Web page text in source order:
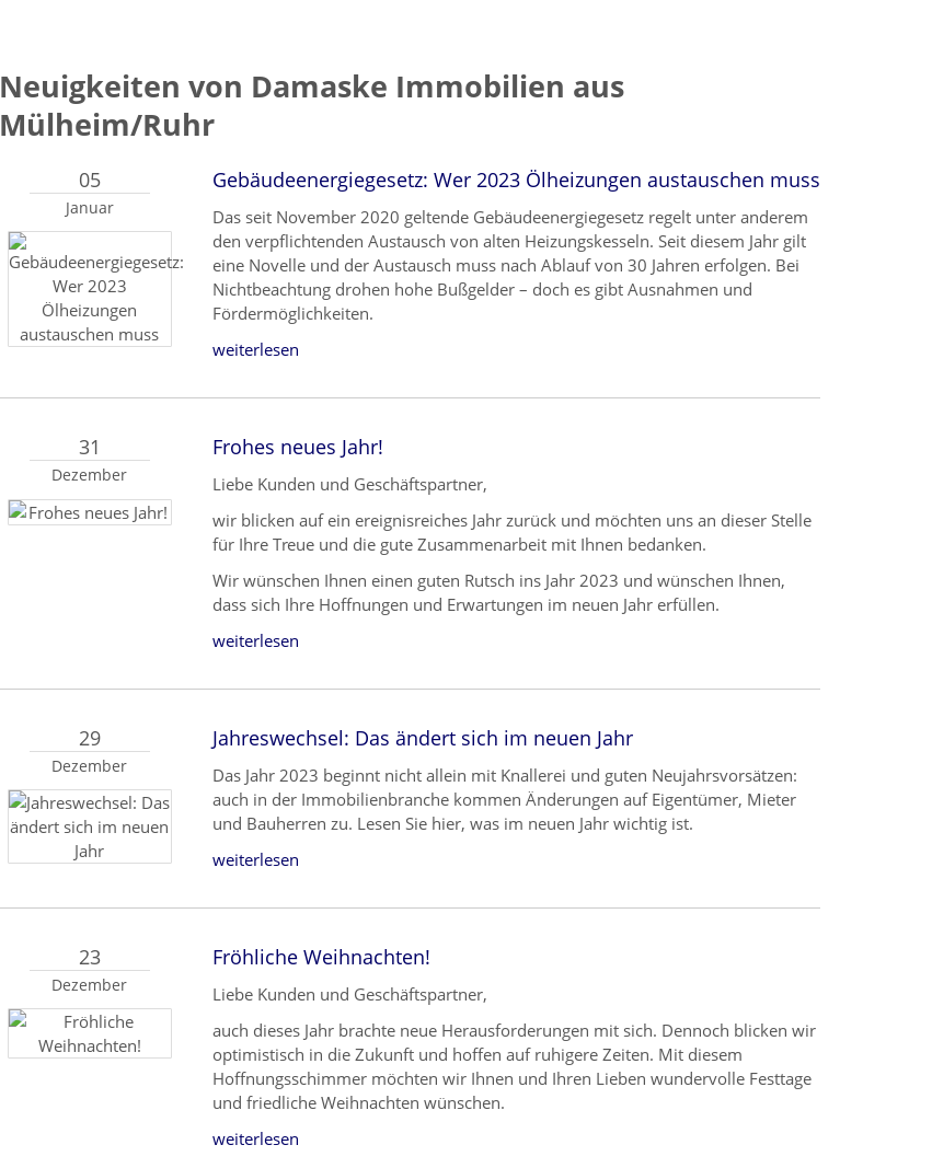
Neuigkeiten von Damaske Immobilien aus
Mülheim/Ruhr
05
Januar
Gebäudeenergiegesetz: Wer 2023 Ölheizungen austauschen muss
Das seit November 2020 geltende Gebäudeenergiegesetz regelt unter anderem
den verpflichtenden Austausch von alten Heizungskesseln. Seit diesem Jahr gilt
eine Novelle und der Austausch muss nach Ablauf von 30 Jahren erfolgen. Bei
Nichtbeachtung drohen hohe Bußgelder – doch es gibt Ausnahmen und
Fördermöglichkeiten.
weiterlesen
31
Dezember
Frohes neues Jahr!
Liebe Kunden und Geschäftspartner,
wir blicken auf ein ereignisreiches Jahr zurück und möchten uns an dieser Stelle
für Ihre Treue und die gute Zusammenarbeit mit Ihnen bedanken.
Wir wünschen Ihnen einen guten Rutsch ins Jahr 2023 und wünschen Ihnen,
dass sich Ihre Hoffnungen und Erwartungen im neuen Jahr erfüllen.
weiterlesen
29
Dezember
Jahreswechsel: Das ändert sich im neuen Jahr
Das Jahr 2023 beginnt nicht allein mit Knallerei und guten Neujahrsvorsätzen:
auch in der Immobilienbranche kommen Änderungen auf Eigentümer, Mieter
und Bauherren zu. Lesen Sie hier, was im neuen Jahr wichtig ist.
weiterlesen
23
Dezember
Fröhliche Weihnachten!
Liebe Kunden und Geschäftspartner,
auch dieses Jahr brachte neue Herausforderungen mit sich. Dennoch blicken wir
optimistisch in die Zukunft und hoffen auf ruhigere Zeiten. Mit diesem
Hoffnungsschimmer möchten wir Ihnen und Ihren Lieben wundervolle Festtage
und friedliche Weihnachten wünschen.
weiterlesen